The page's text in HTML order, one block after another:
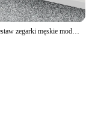
4 sztuk/zestaw zegarki męskie moda arabska tarcza stalowy pasek zestaw zegarków kwarcowych (bez pudełka)